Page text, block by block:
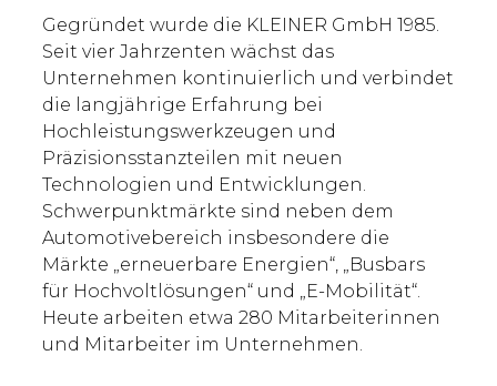
Gegründet wurde die KLEINER GmbH 1985.
Seit vier Jahrzenten wächst das
Unternehmen kontinuierlich und verbindet
die langjährige Erfahrung bei
Hochleistungswerkzeugen und
Präzisionsstanzteilen mit neuen
Technologien und Entwicklungen.
Schwerpunktmärkte sind neben dem
Automotivebereich insbesondere die
Märkte „erneuerbare Energien“, „Busbars
für Hochvoltlösungen“ und „E-Mobilität“.
Heute arbeiten etwa 280 Mitarbeiterinnen
und Mitarbeiter im Unternehmen.